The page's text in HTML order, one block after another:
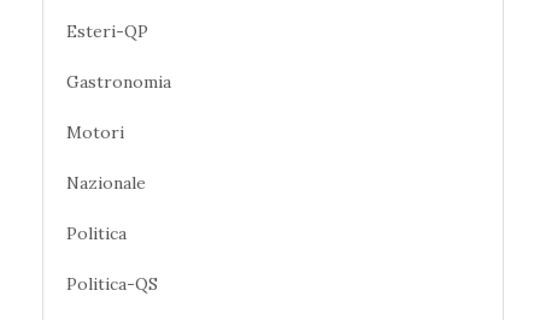
Esteri-QP
Gastronomia
Motori
Nazionale
Politica
Politica-QS